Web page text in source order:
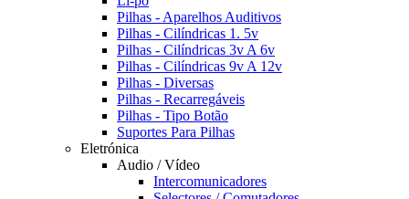
Pilhas - Aparelhos Auditivos
Pilhas - Cilíndricas 1. 5v
Pilhas - Cilíndricas 3v A 6v
Pilhas - Cilíndricas 9v A 12v
Pilhas - Diversas
Pilhas - Recarregáveis
Pilhas - Tipo Botão
Suportes Para Pilhas
Eletrónica
Audio / Vídeo
Intercomunicadores